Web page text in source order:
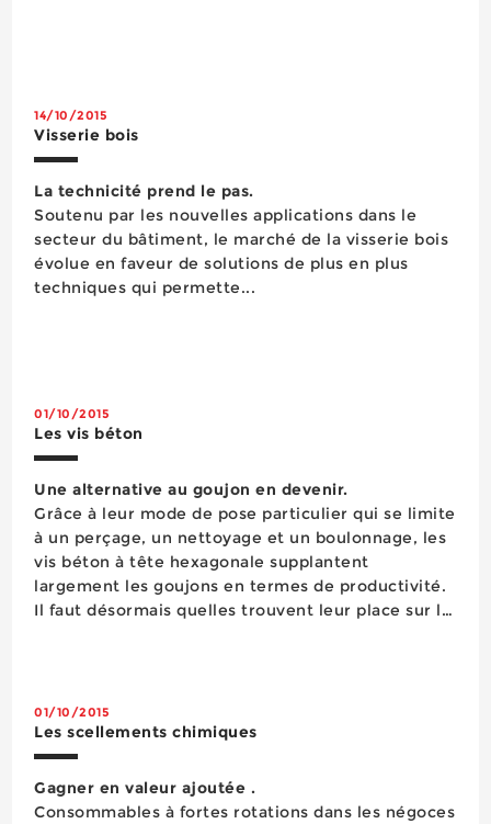
14/10/2015
Visserie bois
La technicité prend le pas.
Soutenu par les nouvelles applications dans le
secteur du bâtiment, le marché de la visserie bois
évolue en faveur de solutions de plus en plus
techniques qui permette...
01/10/2015
Les vis béton
Une alternative au goujon en devenir.
Grâce à leur mode de pose particulier qui se limite
à un perçage, un nettoyage et un boulonnage, les
vis béton à tête hexagonale supplantent
largement les goujons en termes de productivité.
Il faut désormais quelles trouvent leur place sur le
01/10/2015
Les scellements chimiques
Gagner en valeur ajoutée .
Consommables à fortes rotations dans les négoces